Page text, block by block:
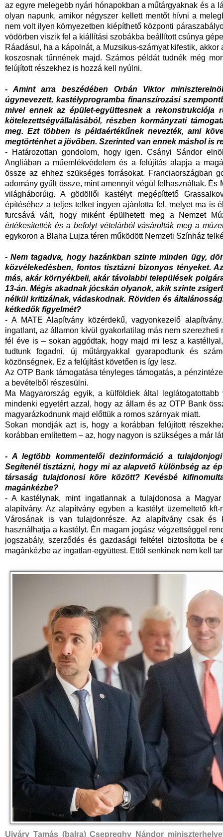
az egyre melegebb nyári hónapokban a műtárgyaknak és a
olyan napunk, amikor négyszer kellett mentőt hívni a
nem volt ilyen környezetben kiépíthető központi
vödörben viszik fel a kiállítási szobákba beállított csúnya
Ráadásul, ha a kápolnát, a Muzsikus-szárnyat kifestik,
koszosnak tűnnének majd. Számos példát tudnék még
felújított részekhez is hozzá kell nyúlni.
- Amint arra beszédében Orbán Viktor
úgynevezett, kastélyprogramba finanszírozási
mivel ennek az épület-együttesnek a rekonstrukciója
kötelezettségvállalásából, részben kormányzati
meg. Ezt többen is példaértékűnek nevezték, ami
megtörténhet a jövőben. Szerinted van ennek máshol is
- Határozottan gondolom, hogy igen. Csányi Sándor
Angliában a műemlékvédelem és a felújítás alapja a
össze az ehhez szükséges forrásokat. Franciaországban
adomány gyűlt össze, mint amennyit végül felhasználtak.
világháborúig. A gödöllői kastélyt megépíttető
építéséhez a teljes telket ingyen ajánlotta fel, melyet ma is
furcsává vált, hogy miként épülhetett meg a Nemzet
értékesítették és a befolyt vételárból vásárolták meg a
egykoron a Blaha Lujza téren működött Nemzeti Színház
- Nem tagadva, hogy hazánkban szinte minden ügy,
közvélekedésben, fontos tisztázni bizonyos tényeket.
más, akár környékbeli, akár távolabbi települések
13-án. Mégis akadnak jócskán olyanok, akik szinte
nélkül kritizálnak, vádaskodnak. Röviden és
kétkedők figyelmét?
- A MATE Alapítvány közérdekű, vagyonkezelő
ingatlant, az államon kívül gyakorlatilag más nem
fél éve is – sokan aggódtak, hogy majd mi lesz a
tudtunk fogadni, új műtárgyakkal gyarapodtunk és
közönségnek. Ez a felújítást követően is így lesz.
Az OTP Bank támogatása tényleges támogatás, a
a bevételből részesülni.
Ma Magyarország egyik, a külföldiek által
mindenki egyetért azzal, hogy az állam és az OTP Bank
magyarázkodnunk majd előttük a romos szárnyak miatt.
Sokan mondják azt is, hogy a korábban felújított
korábban említettem – az, hogy nagyon is szükséges a már
- A legtöbb kommentelői dezinformáció a
Segítenél tisztázni, hogy mi az alapvető különbség az
társaság tulajdonosi köre között? Kevésbé
magánkézbe?
- A kastélynak, mint ingatlannak a tulajdonosa a
alapítvány. Az alapítvány egyben a kastélyt üzemeltető
Városának is van tulajdonrésze. Az alapítvány csak és
használhatja a kastélyt. Én magam jogász végzettséggel
jogszabály, szerződés és gazdasági feltétel biztosította
magánkézbe az ingatlan-együttest. Ettől senkinek nem kell
Ujváry Tamás (balra) Csepreghy Nándor